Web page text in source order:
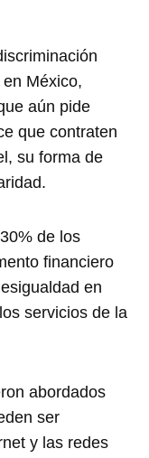
México,
aún pide
que contraten
su forma de
de los
financiero
en
servicios de la
abordados
ser
y las redes